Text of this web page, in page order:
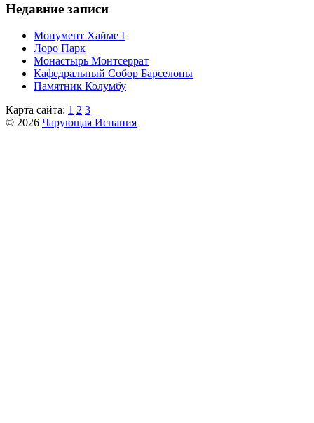
Недавние записи
Монумент Хайме I
Лоро Парк
Монастырь Монтсеррат
Кафeдрaльный Собор Барселоны
Пaмятник Колумбу
Карта сайта: 1 2 3
© 2026 Чарующая Испания